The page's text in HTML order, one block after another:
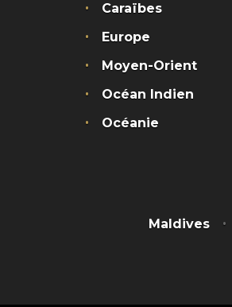
Caraïbes
Europe
Moyen-Orient
Océan Indien
Océanie
Maldives